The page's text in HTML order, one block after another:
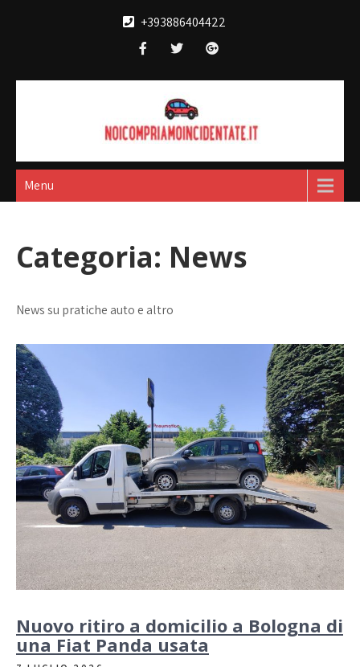
+393886404422
Noi compriamo
incidentate
broker acquisto e vendita automobili
Menu
Categoria: News
News su pratiche auto e altro
Nuovo ritiro a domicilio a Bologna di
una Fiat Panda usata